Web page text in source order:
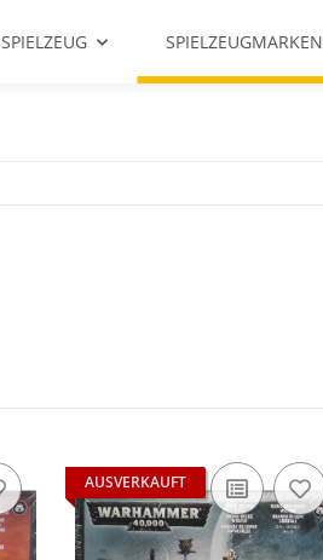
SPIELZEUG SPIELZEUGMARKEN
AUSVERKAUFT